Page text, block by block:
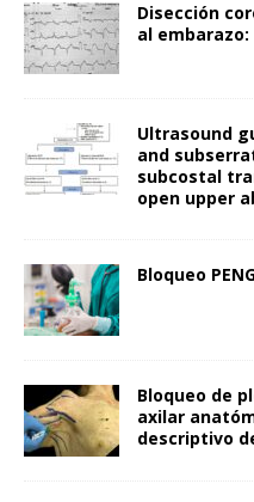
Disección
al
Ultrasound
and
subcostal
open upper
Bloqueo
Bloqueo de
axilar
descriptivo